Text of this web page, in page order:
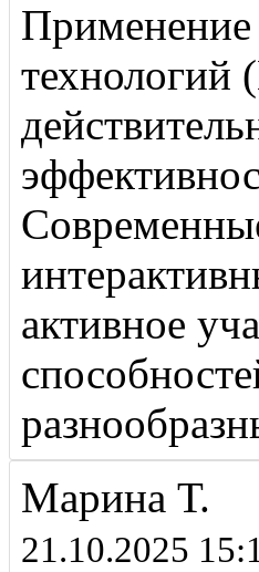
технологий
активное
Марина Т.
21.10.2025